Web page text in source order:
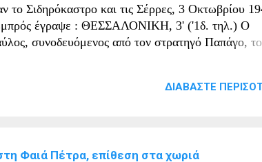
το Σιδηρόκαστρο και τις Σέρρες, 3 Οκτωβρίου
έγραψε : ΘΕΣΣΑΛΟΝΙΚΗ, 3' ('1δ. τηλ.) Ο
συνοδευόμενος από τον στρατηγό Παπάγο,
τον Αμερικανό συνταγματάρχη Ντάιντς και
Καθ' όλη τη διαδρομή από Θεσσαλονίκη μέχρι
ΔΙΑΒΆΣΤΕ
Φαιά Πέτρα, επίθεση στα χωριά